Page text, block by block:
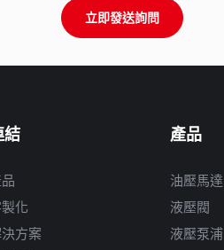
立即發送詢問
結
化
方案
產品
油壓馬達
液壓閥
液壓泵浦